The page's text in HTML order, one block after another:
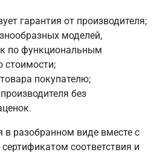
гарантия от производителя;
моделей,
по функциональным
стоимости;
покупателю;
без
в разобранном виде вместе с
соответствия и